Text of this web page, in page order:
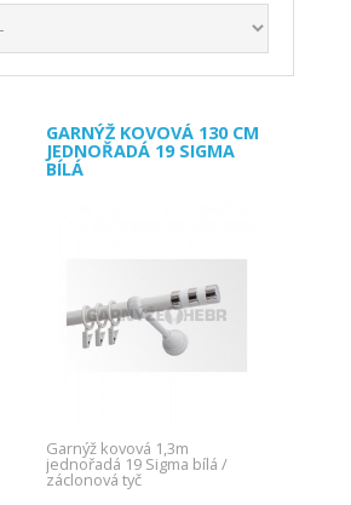
GARNÝŽ KOVOVÁ 130 CM
JEDNOŘADÁ 19 SIGMA
BÍLÁ
Garnýž kovová 1,3m
jednořadá 19 Sigma bílá /
záclonová tyč